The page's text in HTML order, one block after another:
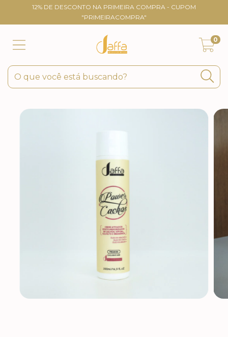
12% DE DESCONTO NA PRIMEIRA COMPRA - CUPOM
"PRIMEIRACOMPRA"
0